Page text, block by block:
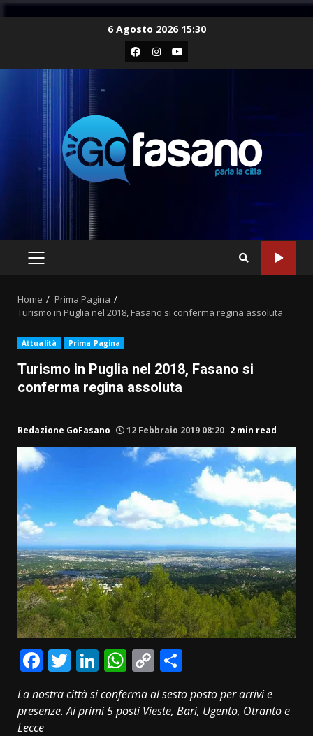
6 Agosto 2026 15:30
Facebook
Instagram
Youtube
PRIMARY
Home
Prima Pagina
Turismo in Puglia nel 2018, Fasano si conferma regina assoluta
Attualità Prima Pagina
Turismo in Puglia nel 2018, Fasano si
conferma regina assoluta
Redazione GoFasano 12 Febbraio 2019 08:20 2 min read
Facebook
Twitter
LinkedIn
WhatsApp
Copy
Link
La nostra città si conferma al sesto posto per arrivi e
presenze. Ai primi 5 posti Vieste, Bari, Ugento, Otranto e
Lecce